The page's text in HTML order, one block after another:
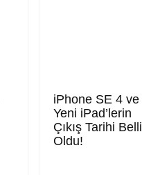
iPhone SE 4 ve
Yeni iPad’lerin
Çıkış Tarihi Belli
Oldu!